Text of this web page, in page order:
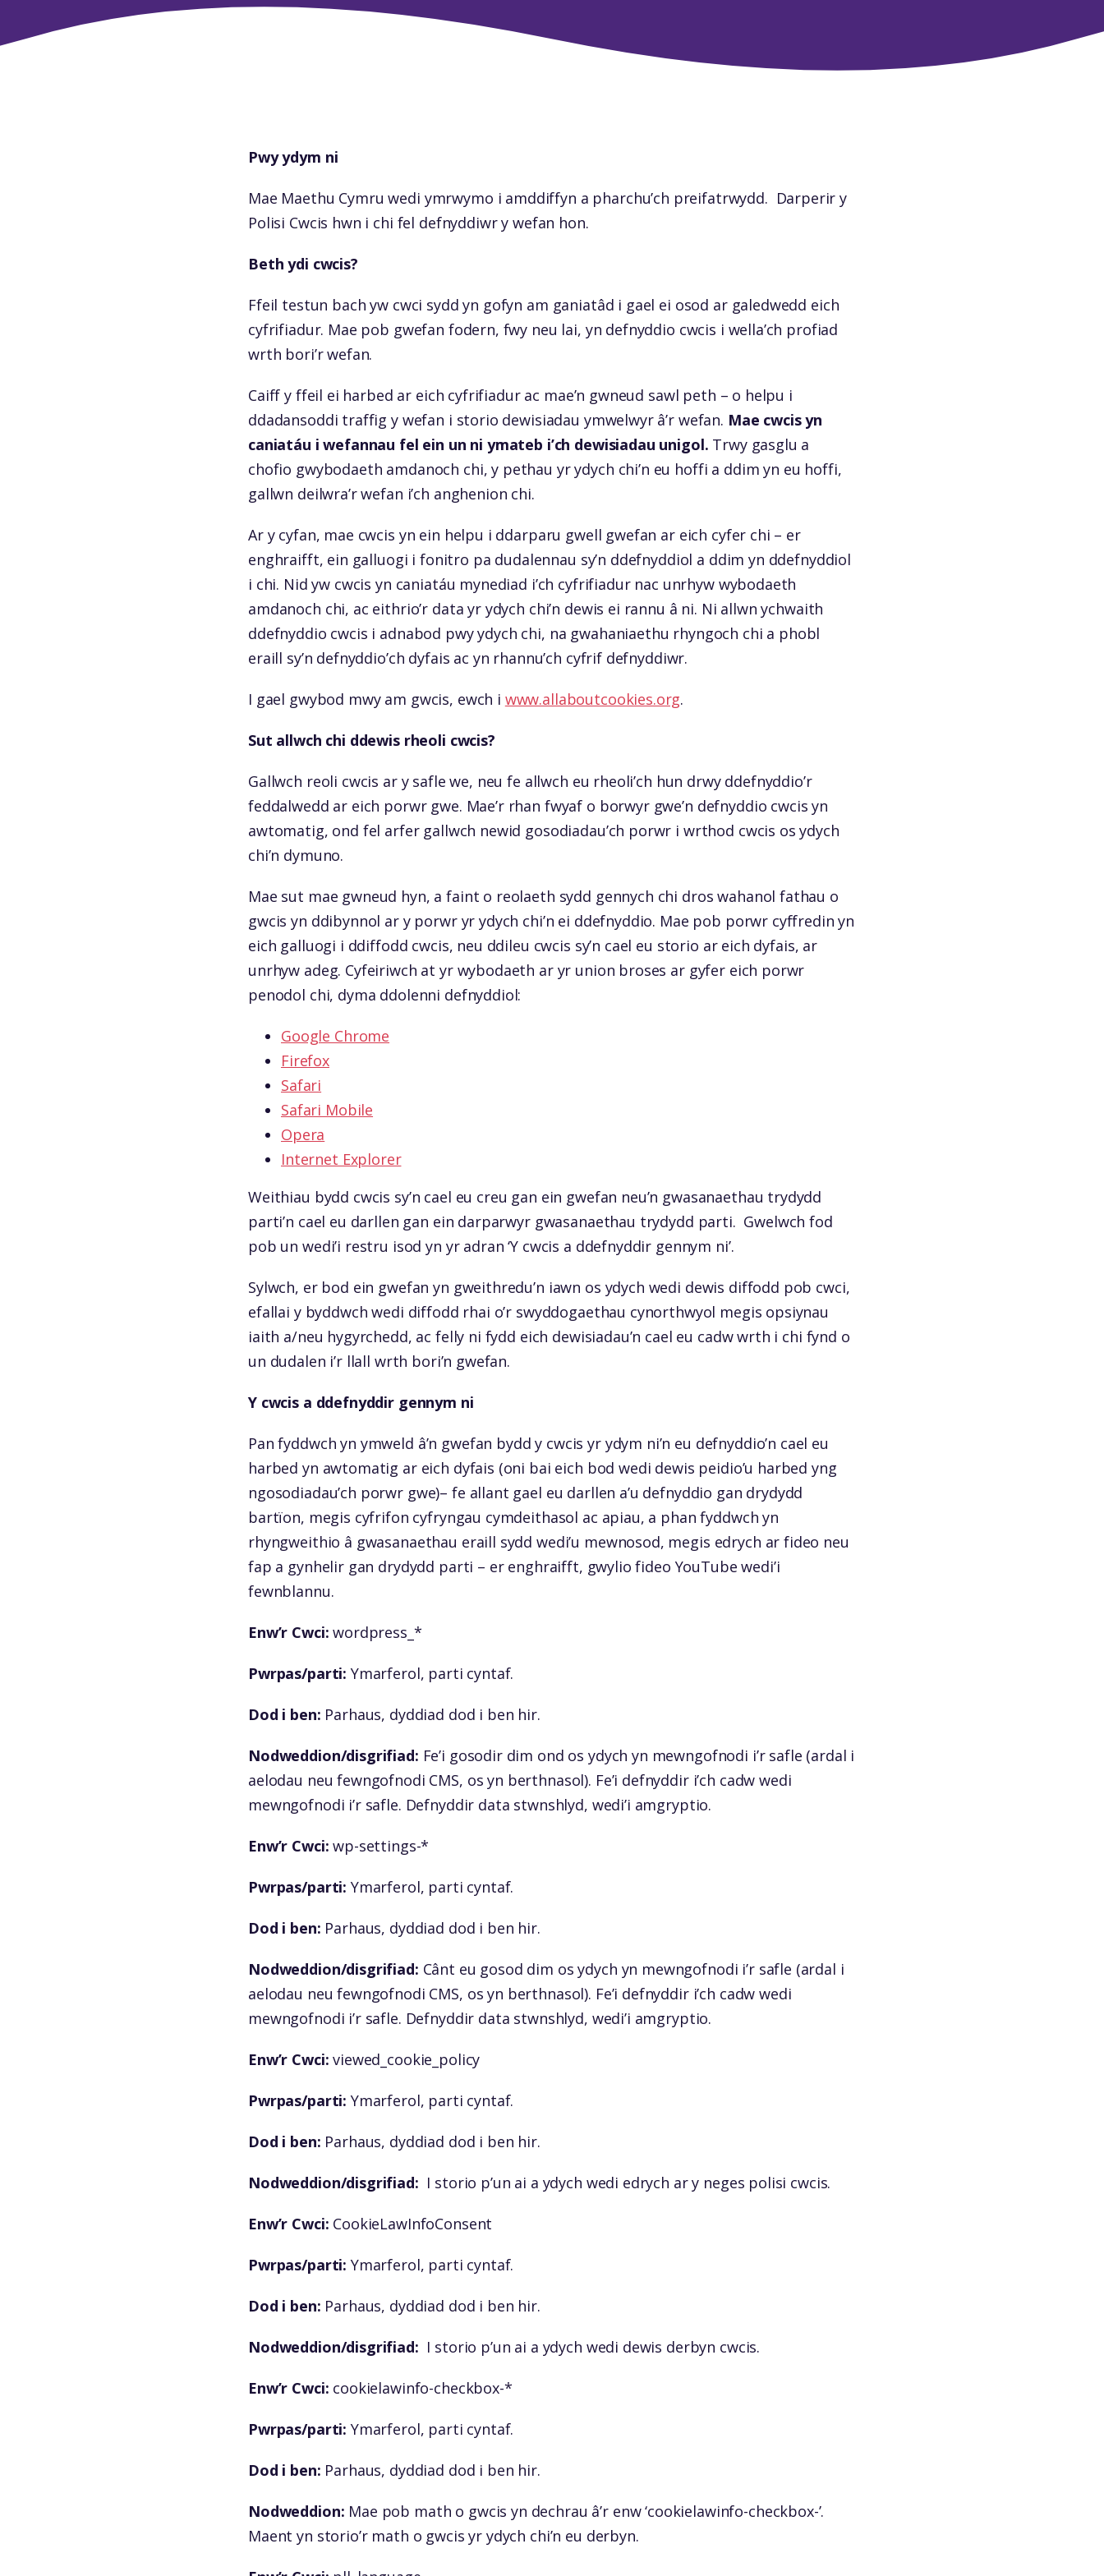
Pwy ydym ni
Mae Maethu Cymru wedi ymrwymo i amddiffyn a pharchu’ch preifatrwydd. Darperir y
Polisi Cwcis hwn i chi fel defnyddiwr y wefan hon.
Beth ydi cwcis?
Ffeil testun bach yw cwci sydd yn gofyn am ganiatâd i gael ei osod ar galedwedd eich
cyfrifiadur. Mae pob gwefan fodern, fwy neu lai, yn defnyddio cwcis i wella’ch profiad
wrth bori’r wefan.
Caiff y ffeil ei harbed ar eich cyfrifiadur ac mae’n gwneud sawl peth – o helpu i
ddadansoddi traffig y wefan i storio dewisiadau ymwelwyr â’r wefan. Mae cwcis yn
caniatáu i wefannau fel ein un ni ymateb i’ch dewisiadau unigol. Trwy gasglu a
chofio gwybodaeth amdanoch chi, y pethau yr ydych chi’n eu hoffi a ddim yn eu hoffi,
gallwn deilwra’r wefan i’ch anghenion chi.
Ar y cyfan, mae cwcis yn ein helpu i ddarparu gwell gwefan ar eich cyfer chi – er
enghraifft, ein galluogi i fonitro pa dudalennau sy’n ddefnyddiol a ddim yn ddefnyddiol
i chi. Nid yw cwcis yn caniatáu mynediad i’ch cyfrifiadur nac unrhyw wybodaeth
amdanoch chi, ac eithrio’r data yr ydych chi’n dewis ei rannu â ni. Ni allwn ychwaith
ddefnyddio cwcis i adnabod pwy ydych chi, na gwahaniaethu rhyngoch chi a phobl
eraill sy’n defnyddio’ch dyfais ac yn rhannu’ch cyfrif defnyddiwr.
I gael gwybod mwy am gwcis, ewch i www.allaboutcookies.org.
Sut allwch chi ddewis rheoli cwcis?
Gallwch reoli cwcis ar y safle we, neu fe allwch eu rheoli’ch hun drwy ddefnyddio’r
feddalwedd ar eich porwr gwe. Mae’r rhan fwyaf o borwyr gwe’n defnyddio cwcis yn
awtomatig, ond fel arfer gallwch newid gosodiadau’ch porwr i wrthod cwcis os ydych
chi’n dymuno.
Mae sut mae gwneud hyn, a faint o reolaeth sydd gennych chi dros wahanol fathau o
gwcis yn ddibynnol ar y porwr yr ydych chi’n ei ddefnyddio. Mae pob porwr cyffredin yn
eich galluogi i ddiffodd cwcis, neu ddileu cwcis sy’n cael eu storio ar eich dyfais, ar
unrhyw adeg. Cyfeiriwch at yr wybodaeth ar yr union broses ar gyfer eich porwr
penodol chi, dyma ddolenni defnyddiol:
Google Chrome
Firefox
Safari
Safari Mobile
Opera
Internet Explorer
Weithiau bydd cwcis sy’n cael eu creu gan ein gwefan neu’n gwasanaethau trydydd
parti’n cael eu darllen gan ein darparwyr gwasanaethau trydydd parti. Gwelwch fod
pob un wedi’i restru isod yn yr adran ‘Y cwcis a ddefnyddir gennym ni’.
Sylwch, er bod ein gwefan yn gweithredu’n iawn os ydych wedi dewis diffodd pob cwci,
efallai y byddwch wedi diffodd rhai o’r swyddogaethau cynorthwyol megis opsiynau
iaith a/neu hygyrchedd, ac felly ni fydd eich dewisiadau’n cael eu cadw wrth i chi fynd o
un dudalen i’r llall wrth bori’n gwefan.
Y cwcis a ddefnyddir gennym ni
Pan fyddwch yn ymweld â’n gwefan bydd y cwcis yr ydym ni’n eu defnyddio’n cael eu
harbed yn awtomatig ar eich dyfais (oni bai eich bod wedi dewis peidio’u harbed yng
ngosodiadau’ch porwr gwe)– fe allant gael eu darllen a’u defnyddio gan drydydd
bartïon, megis cyfrifon cyfryngau cymdeithasol ac apiau, a phan fyddwch yn
rhyngweithio â gwasanaethau eraill sydd wedi’u mewnosod, megis edrych ar fideo neu
fap a gynhelir gan drydydd parti – er enghraifft, gwylio fideo YouTube wedi’i
fewnblannu.
Enw’r Cwci: wordpress_*
Pwrpas/parti: Ymarferol, parti cyntaf.
Dod i ben: Parhaus, dyddiad dod i ben hir.
Nodweddion/disgrifiad: Fe’i gosodir dim ond os ydych yn mewngofnodi i’r safle (ardal i
aelodau neu fewngofnodi CMS, os yn berthnasol). Fe’i defnyddir i’ch cadw wedi
mewngofnodi i’r safle. Defnyddir data stwnshlyd, wedi’i amgryptio.
Enw’r Cwci: wp-settings-*
Pwrpas/parti: Ymarferol, parti cyntaf.
Dod i ben: Parhaus, dyddiad dod i ben hir.
Nodweddion/disgrifiad: Cânt eu gosod dim os ydych yn mewngofnodi i’r safle (ardal i
aelodau neu fewngofnodi CMS, os yn berthnasol). Fe’i defnyddir i’ch cadw wedi
mewngofnodi i’r safle. Defnyddir data stwnshlyd, wedi’i amgryptio.
Enw’r Cwci: viewed_cookie_policy
Pwrpas/parti: Ymarferol, parti cyntaf.
Dod i ben: Parhaus, dyddiad dod i ben hir.
Nodweddion/disgrifiad: I storio p’un ai a ydych wedi edrych ar y neges polisi cwcis.
Enw’r Cwci: CookieLawInfoConsent
Pwrpas/parti: Ymarferol, parti cyntaf.
Dod i ben: Parhaus, dyddiad dod i ben hir.
Nodweddion/disgrifiad: I storio p’un ai a ydych wedi dewis derbyn cwcis.
Enw’r Cwci: cookielawinfo-checkbox-*
Pwrpas/parti: Ymarferol, parti cyntaf.
Dod i ben: Parhaus, dyddiad dod i ben hir.
Nodweddion: Mae pob math o gwcis yn dechrau â’r enw ‘cookielawinfo-checkbox-’.
Maent yn storio’r math o gwcis yr ydych chi’n eu derbyn.